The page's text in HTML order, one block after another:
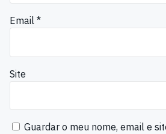
Email *
Site
Guardar o meu nome, email e